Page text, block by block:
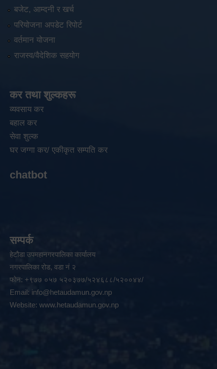
बजेट, आम्दनी र खर्च
परियोजना अपडेट रिपोर्ट
वर्तमान योजना
राजस्व/वैदेशिक सहयोग
कर तथा शुल्कहरू
व्यवसाय कर
बहाल कर
सेवा शुल्क
घर जग्गा कर/ एकीकृत सम्पति कर
chatbot
सम्पर्क
हेटौडा उपमहानगरपालिका कार्यालय
नगरपालिका रोड, वडा नं २
फोन: +९७७ ०५७ ५२०३७७/५२४६८८/५२००४४/
Email: info@hetaudamun.gov.np
Website: www.hetaudamun.gov.np